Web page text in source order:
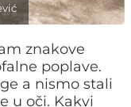
znakove
poplave.
a nismo stali
u oči. Kakvi